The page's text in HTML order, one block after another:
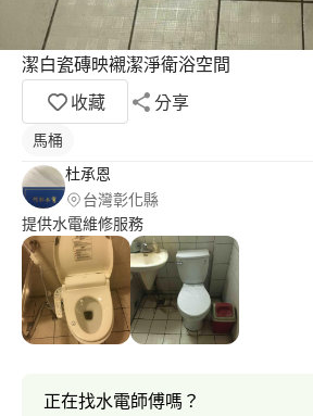
潔白瓷磚映襯潔淨衛浴空間
收藏
分享
馬桶
杜承恩
台灣彰化縣
提供水電維修服務
正在找水電師傅嗎？